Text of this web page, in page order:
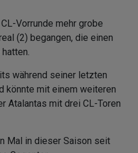
Vorrunde mehr grobe
(2) begangen, die einen
während seiner letzten
könnte mit einem weiteren
Atalantas mit drei CL-Toren
Mal in dieser Saison seit